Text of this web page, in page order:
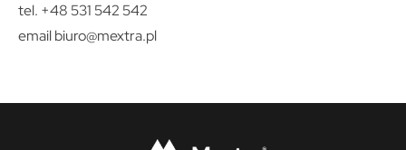
tel. +48 531 542 542
emailbiuro@mextra.pl